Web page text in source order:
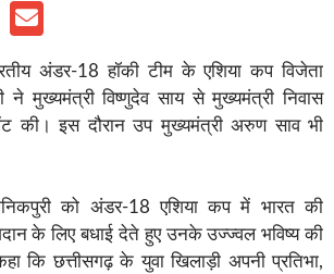
अंडर-18 हॉकी टीम के एशिया कप विजेता
ने मुख्यमंत्री विष्णुदेव साय से मुख्यमंत्री निवास
की। इस दौरान उप मुख्यमंत्री अरुण साव भी
को अंडर-18 एशिया कप में भारत की
के लिए बधाई देते हुए उनके उज्ज्वल भविष्य की
कि छत्तीसगढ़ के युवा खिलाड़ी अपनी प्रतिभा,